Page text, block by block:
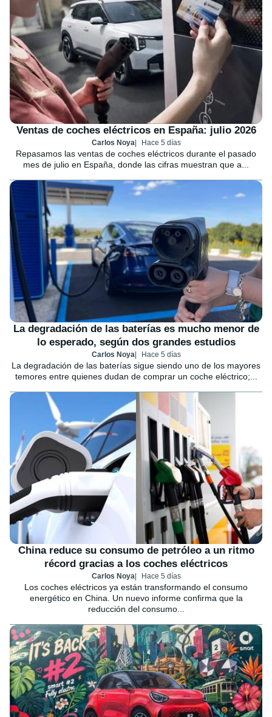
Ventas de coches eléctricos en España: julio 2026
Carlos Noya Hace 5 días
Repasamos las ventas de coches eléctricos durante el pasado
mes de julio en España, donde las cifras muestran que a...
La degradación de las baterías es mucho menor de
lo esperado, según dos grandes estudios
Carlos Noya Hace 5 días
La degradación de las baterías sigue siendo uno de los mayores
temores entre quienes dudan de comprar un coche eléctrico;...
China reduce su consumo de petróleo a un ritmo
récord gracias a los coches eléctricos
Carlos Noya Hace 5 días
Los coches eléctricos ya están transformando el consumo
energético en China. Un nuevo informe confirma que la
reducción del consumo...